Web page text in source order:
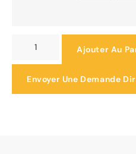
Ajouter Au
Envoyer Une Demande